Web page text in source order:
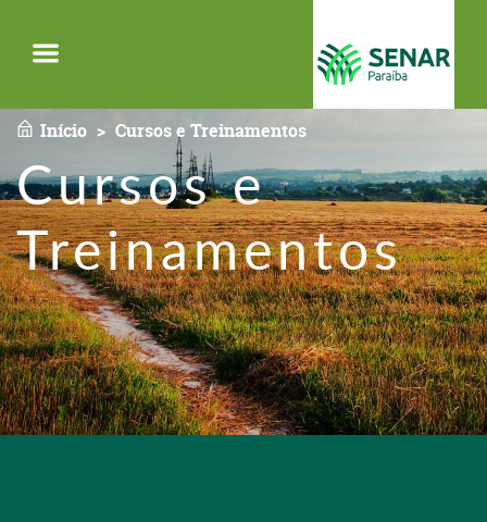
Início Cursos e Treinamentos
Cursos e
Treinamentos